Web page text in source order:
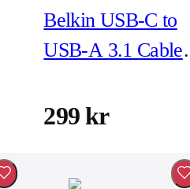
Belkin USB-C to
USB-A 3.1 Cable
299 kr